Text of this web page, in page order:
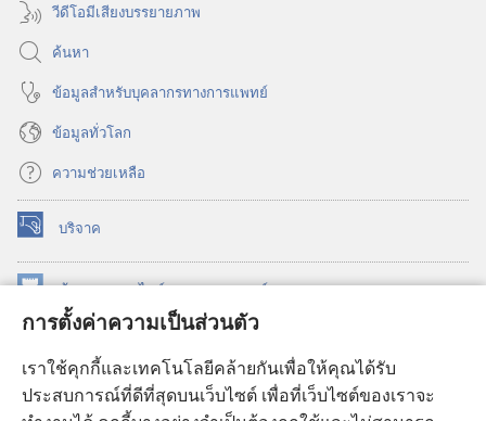
การตั้งค่าความเป็นส่วนตัว
เราใช้คุกกี้และเทคโนโลยีคล้ายกันเพื่อให้คุณได้รับ
ประสบการณ์ที่ดีที่สุดบนเว็บไซต์ เพื่อที่เว็บไซต์ของเราจะ
วีดีโอมีเสียงบรรยายภาพ
ค้นหา
ข้อมูล​สำหรับ​บุคลากร​ทาง​การ​แพทย์
ข้อมูล​ทั่ว​โลก
ความช่วยเหลือ
บริจาค
(เปิด
หน้าต่าง
ใหม่) ห้องสมุดออนไลน์ของวอชเทาเวอร์
หน้าต่าง
®
หน้าต่าง
ใหม่) JW Library®